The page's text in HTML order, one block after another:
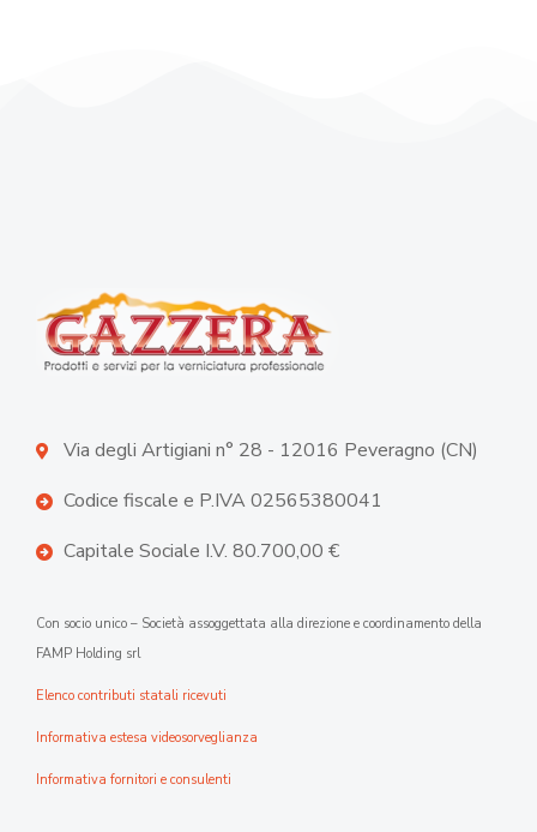
Via degli Artigiani n° 28 - 12016 Peveragno (CN)
Codice fiscale e P.IVA 02565380041
Capitale Sociale I.V. 80.700,00 €
Con socio unico – Società assoggettata alla direzione e coordinamento della
FAMP Holding srl
Elenco contributi statali ricevuti
Informativa estesa videosorveglianza
Informativa fornitori e consulenti